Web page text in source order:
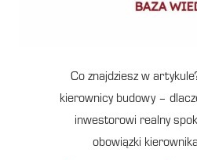
Co znajdziesz w
kierownicy budowy –
inwestorowi realny
obowiązki